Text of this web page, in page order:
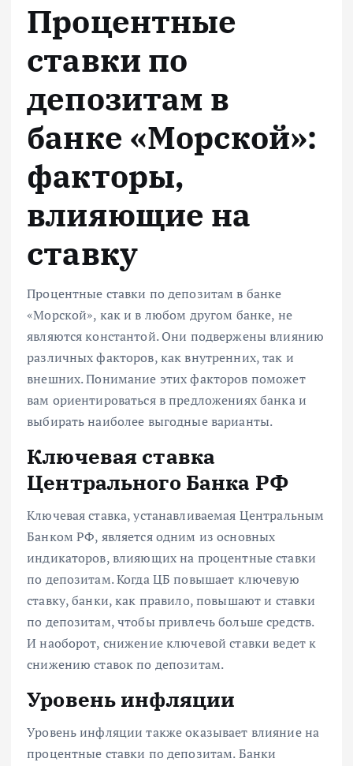
Процентные
ставки по
депозитам в
банке «Морской»:
факторы,
влияющие на
ставку
Процентные ставки по депозитам в банке
«Морской», как и в любом другом банке, не
являются константой. Они подвержены влиянию
различных факторов, как внутренних, так и
внешних. Понимание этих факторов поможет
вам ориентироваться в предложениях банка и
выбирать наиболее выгодные варианты.
Ключевая ставка
Центрального Банка РФ
Ключевая ставка, устанавливаемая Центральным
Банком РФ, является одним из основных
индикаторов, влияющих на процентные ставки
по депозитам. Когда ЦБ повышает ключевую
ставку, банки, как правило, повышают и ставки
по депозитам, чтобы привлечь больше средств.
И наоборот, снижение ключевой ставки ведет к
снижению ставок по депозитам.
Уровень инфляции
Уровень инфляции также оказывает влияние на
процентные ставки по депозитам. Банки